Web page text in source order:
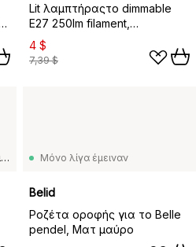
Lit λαμπτήραςτο dimmable
E27 250lm filament,
Διαφανές, 2100K
4 $
7,39 $
Αυτό το προϊόν δεν είναι διαθέσιμο στη χώρα παράδοσης που έχετε επιλέξει. Μόνο λίγα έμειναν
Belid
Ροζέτα οροφής για το Belle
pendel, Ματ μαύρο